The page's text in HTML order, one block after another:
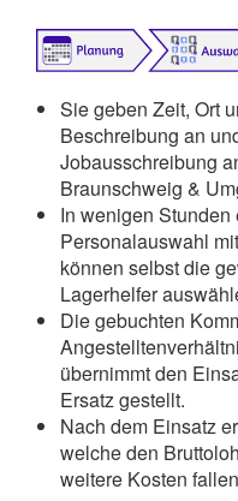
Sie geben Zeit, Ort
Beschreibung an
Jobausschreibung
Braunschweig &
In wenigen
Personalauswahl
können selbst die
Lagerhelfer
Die gebuchten
übernimmt den
Ersatz gestellt.
Nach dem Einsatz
welche den
weitere Kosten